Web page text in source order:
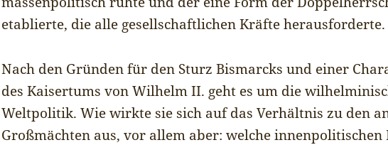
etablierte, die alle gesellschaftlichen Kräfte herausforderte.
Nach den Gründen für den Sturz Bismarcks und einer
des Kaisertums von Wilhelm II. geht es um die
Weltpolitik. Wie wirkte sie sich auf das Verhältnis zu den
Großmächten aus, vor allem aber: welche innenpolitischen